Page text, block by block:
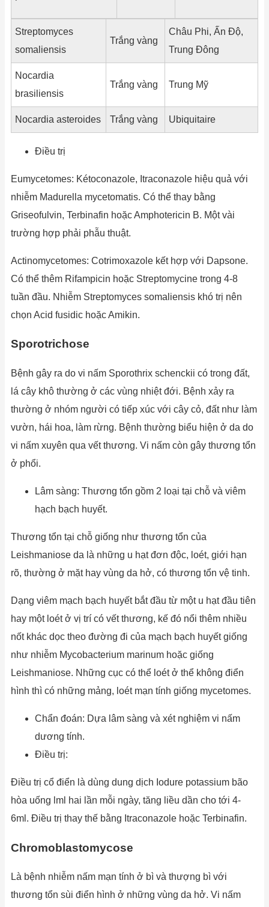
Streptomyces
somaliensis
Trắng vàng
Châu Phi, Ấn Độ,
Trung Đông
Nocardia
brasiliensis
Trắng vàng Trung Mỹ
Nocardia asteroides Trắng vàng Ubiquitaire
Điều trị
Eumycetomes: Kétoconazole, Itraconazole hiệu quả với
nhiễm Madurella mycetomatis. Có thể thay bằng
Griseofulvin, Terbinafin hoặc Amphotericin B. Một vài
trường hợp phải phẫu thuật.
Actinomycetomes: Cotrimoxazole kết hợp với Dapsone.
Có thể thêm Rifampicin hoặc Streptomycine trong 4-8
tuần đầu. Nhiễm Streptomyces somaliensis khó trị nên
chọn Acid fusidic hoặc Amikin.
Sporotrichose
Bệnh gây ra do vi nấm Sporothrix schenckii có trong đất,
lá cây khô thường ở các vùng nhiệt đới. Bệnh xảy ra
thường ở nhóm người có tiếp xúc với cây cỏ, đất như làm
vườn, hái hoa, làm rừng. Bệnh thường biểu hiện ở da do
vi nấm xuyên qua vết thương. Vi nấm còn gây thương tổn
ở phổi.
Lâm sàng: Thương tổn gồm 2 loại tại chỗ và viêm
hạch bạch huyết.
Thương tổn tại chỗ giống như thương tổn của
Leishmaniose da là những u hạt đơn độc, loét, giới hạn
rõ, thường ở mặt hay vùng da hở, có thương tổn vệ tinh.
Dạng viêm mạch bạch huyết bắt đầu từ một u hạt đầu tiên
hay một loét ở vị trí có vết thương, kế đó nổi thêm nhiều
nốt khác dọc theo đường đi của mạch bạch huyết giống
như nhiễm Mycobacterium marinum hoặc giống
Leishmaniose. Những cục có thể loét ở thể không điển
hình thì có những mảng, loét mạn tính giống mycetomes.
Chẩn đoán: Dựa lâm sàng và xét nghiệm vi nấm
dương tính.
Điều trị:
Điều trị cổ điển là dùng dung dịch Iodure potassium bão
hòa uống lml hai lần mỗi ngày, tăng liều dần cho tới 4-
6ml. Điều trị thay thế bằng Itraconazole hoặc Terbinafin.
Chromoblastomycose
Là bệnh nhiễm nấm mạn tính ở bì và thượng bì với
thương tổn sùi điển hình ở những vùng da hở. Vi nấm